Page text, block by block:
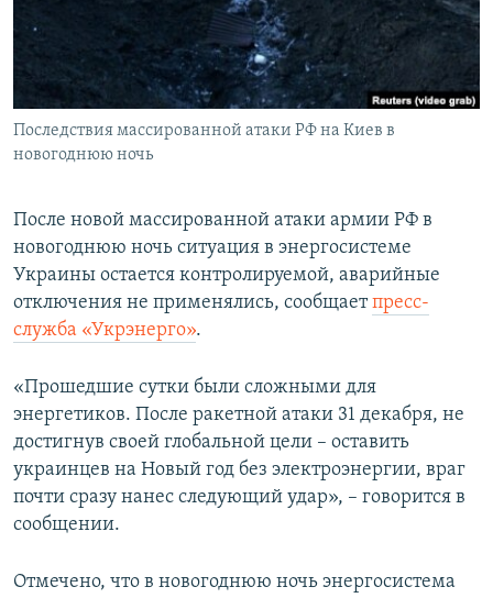
КРЫМ.НЕПОКОРЕННЫЙ
ELIFBE
УКРАИНСКАЯ ПРОБЛЕМА КРЫМА
ПРИСОЕДИНЯЙТЕСЬ!
Все сайты RFE/RL
Последствия массированной атаки РФ на Киев в
новогоднюю ночь
После новой массированной атаки армии РФ в
новогоднюю ночь ситуация в энергосистеме
Украины остается контролируемой, аварийные
отключения не применялись, сообщаетпресс-
служба «Укрэнерго».
«Прошедшие сутки были сложными для
энергетиков. После ракетной атаки 31 декабря, не
достигнув своей глобальной цели – оставить
украинцев на Новый год без электроэнергии, враг
почти сразу нанес следующий удар», – говорится в
сообщении.
Отмечено, что в новогоднюю ночь энергосистема